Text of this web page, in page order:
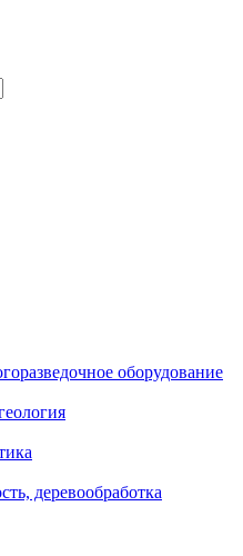
оборудование
деревообработка